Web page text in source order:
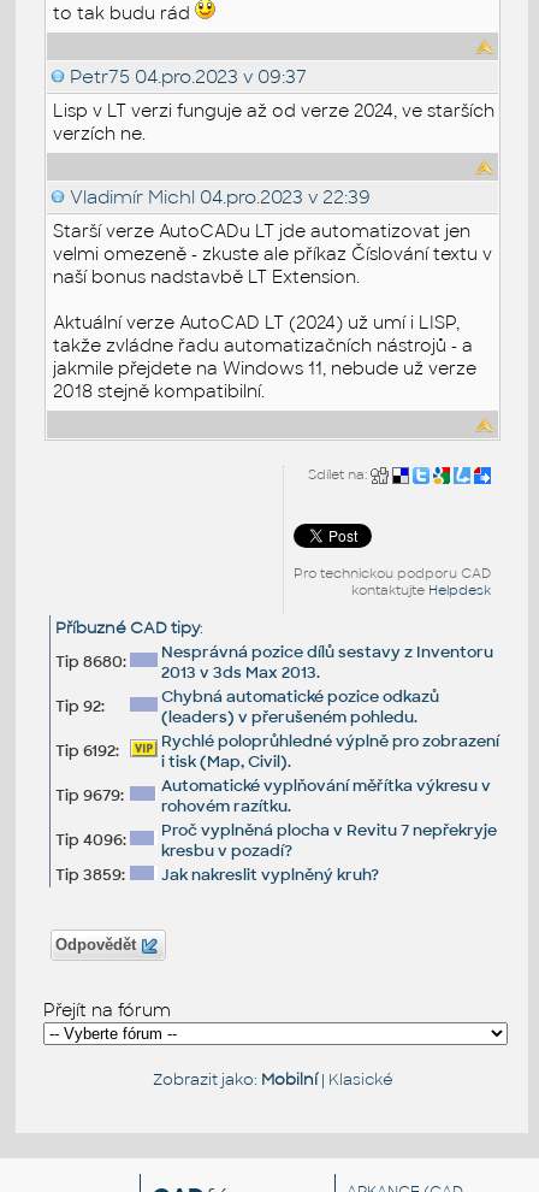
to tak budu rád
Petr75 04.pro.2023 v 09:37
Lisp v LT verzi funguje až od verze 2024, ve starších
verzích ne.
Vladimír Michl 04.pro.2023 v 22:39
Starší verze AutoCADu LT jde automatizovat jen
velmi omezeně - zkuste ale příkaz Číslování textu v
naší bonus nadstavbě LT Extension.
Aktuální verze AutoCAD LT (2024) už umí i LISP,
takže zvládne řadu automatizačních nástrojů - a
jakmile přejdete na Windows 11, nebude už verze
2018 stejně kompatibilní.
Sdílet na:
Pro technickou podporu CAD
kontaktujte Helpdesk
Příbuzné CAD tipy:
Tip 8680:
Nesprávná pozice dílů sestavy z Inventoru
2013 v 3ds Max 2013.
Tip 92:
Chybná automatické pozice odkazů
(leaders) v přerušeném pohledu.
Tip 6192:
Rychlé poloprůhledné výplně pro zobrazení
i tisk (Map, Civil).
Tip 9679:
Automatické vyplňování měřítka výkresu v
rohovém razítku.
Tip 4096:
Proč vyplněná plocha v Revitu 7 nepřekryje
kresbu v pozadí?
Tip 3859:
Jak nakreslit vyplněný kruh?
Odpovědět
Přejít na fórum
Zobrazit jako: Mobilní| Klasické